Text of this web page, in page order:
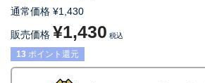
通常価格 ¥1,430
販売価格 ¥1,430 税込
13 ポイント還元